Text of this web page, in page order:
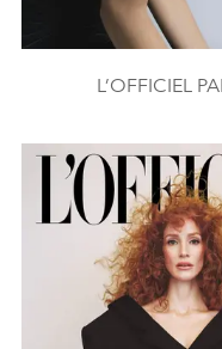
L’OFFICIEL